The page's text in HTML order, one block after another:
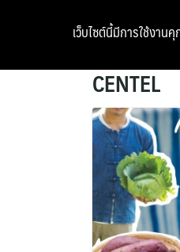
CENTEL
เว็บไซต์นี้มีการใช้งาน